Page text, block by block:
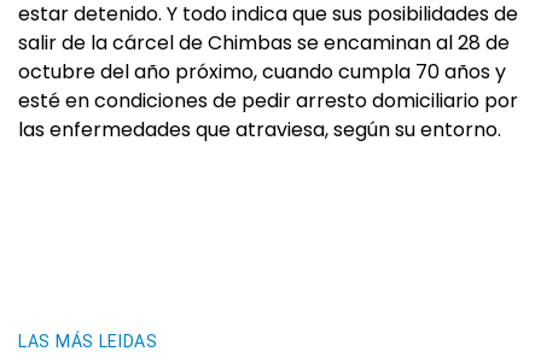
estar detenido. Y todo indica que sus posibilidades de
salir de la cárcel de Chimbas se encaminan al 28 de
octubre del año próximo, cuando cumpla 70 años y
esté en condiciones de pedir arresto domiciliario por
las enfermedades que atraviesa, según su entorno.
LAS MÁS LEIDAS